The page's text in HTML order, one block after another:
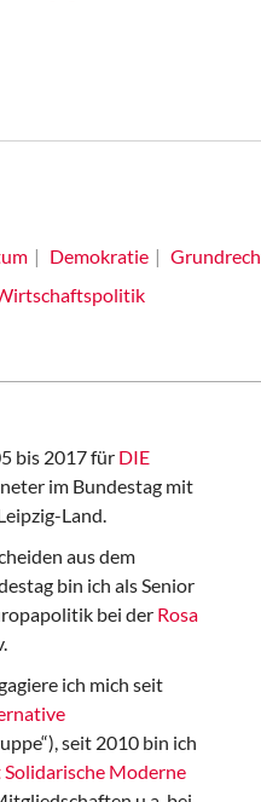
Demokratie
bis 2017 für DIE
im Bundestag mit
Land.
aus dem
bin ich als Senior
bei der Rosa
ich mich seit
seit 2010 bin ich
Moderne